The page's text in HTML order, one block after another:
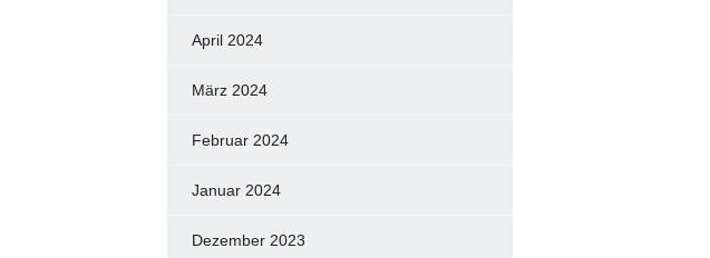
April 2024
März 2024
Februar 2024
Januar 2024
Dezember 2023